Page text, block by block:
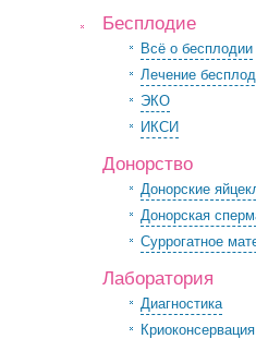
Бесплодие
Всё о бесплодии
Лечение
ЭКО
ИКСИ
Донорство
Донорские
Донорская
Суррогатное
Лаборатория
Диагностика
Криоконсервация